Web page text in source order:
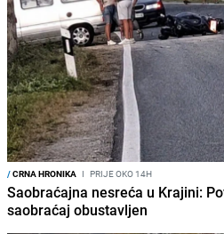
/CRNA HRONIKA I PRIJE OKO 14H
Saobraćajna nesreća u Krajini:
saobraćaj obustavljen